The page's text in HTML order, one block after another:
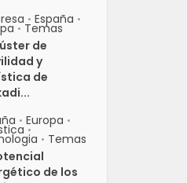
• España •
• Temas
de
y
de
• Europa •
•
• Temas
de los